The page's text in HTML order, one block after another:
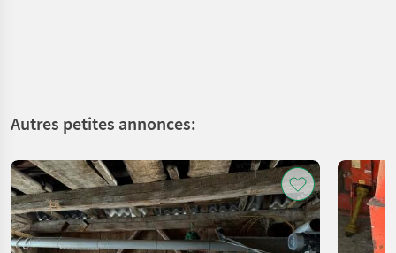
Autres petites annonces: